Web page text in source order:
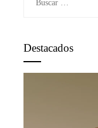
Destacados